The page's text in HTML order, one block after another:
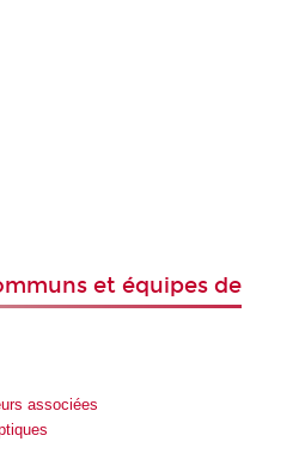
et équipes de
associées